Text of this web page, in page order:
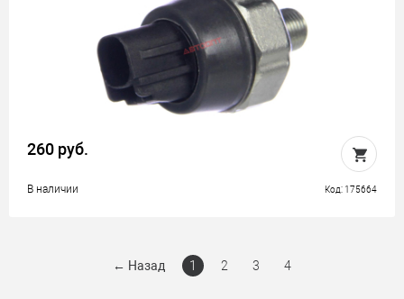
260 руб.
В наличии Код: 175664
← Назад 1 2 3 4